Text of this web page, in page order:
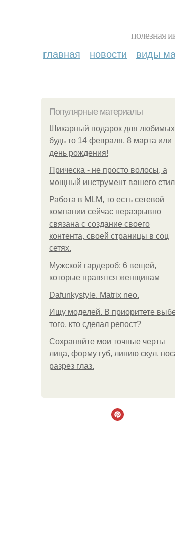
полезная
главная новости виды
Популярные материалы
Шикарный подарок для
будь то 14 февраля, 8 марта или
день рождения!
Прическа - не просто волосы, а
мощный инструмент вашего
Работа в MLM, то есть сетевой
компании сейчас неразрывно
связана с создание своего
контента, своей страницы в соц
сетях.
Мужской гардероб: 6 вещей,
которые нравятся женщинам
Dafunkystyle. Matrix neo.
Ищу моделей. В приоритете
того, кто сделал репост?
Сохраняйте мои точные черты
лица, форму губ, линию скул,
разрез глаз.